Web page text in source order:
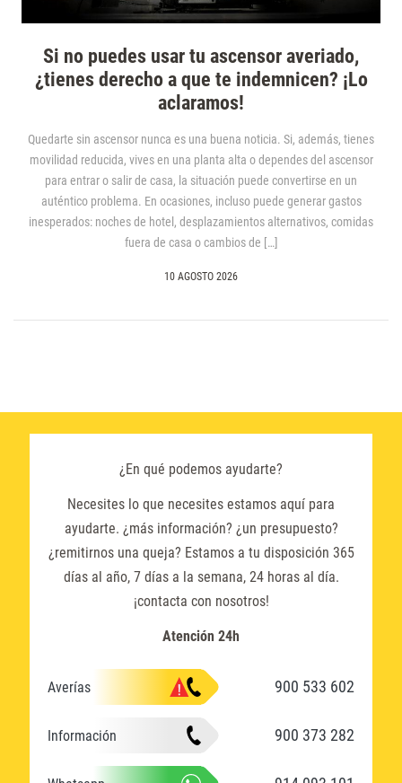
Si no puedes usar tu ascensor averiado,
¿tienes derecho a que te indemnicen? ¡Lo
aclaramos!
Quedarte sin ascensor nunca es una buena noticia. Si, además, tienes
movilidad reducida, vives en una planta alta o dependes del ascensor
para entrar o salir de casa, la situación puede convertirse en un
auténtico problema. En ocasiones, incluso puede generar gastos
inesperados: noches de hotel, desplazamientos alternativos, comidas
fuera de casa o cambios de […]
10 AGOSTO 2026
¿En qué podemos ayudarte?
Necesites lo que necesites estamos aquí para
ayudarte. ¿más información? ¿un presupuesto?
¿remitirnos una queja? Estamos a tu disposición 365
días al año, 7 días a la semana, 24 horas al día.
¡contacta con nosotros!
Atención 24h
Averías 900 533 602
Información 900 373 282